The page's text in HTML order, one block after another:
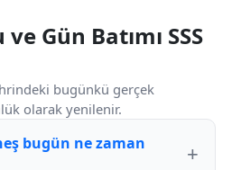
Gün Batımı SSS
bugünkü gerçek
olarak yenilenir.
bugün ne zaman